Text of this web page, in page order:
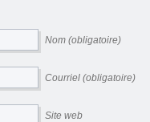
Nom (obligatoire)
Courriel (obligatoire)
Site web